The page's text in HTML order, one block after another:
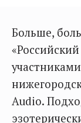
Больше,
Audio.